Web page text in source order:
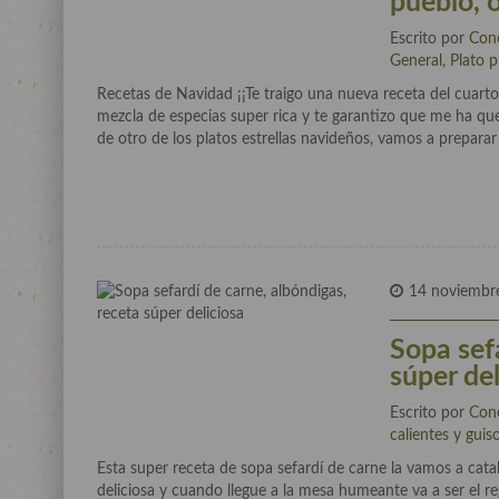
Escrito por
General , Plato
Recetas de Navidad ¡¡Te traigo una nueva receta del
mezcla de especias super rica y te garantizo que me ha
de otro de los platos estrellas navideños, vamos a preparar
14
Sopa
súper
Escrito por
calientes y
Esta super receta de sopa sefardí de carne la vamos a
deliciosa y cuando llegue a la mesa humeante va a ser el